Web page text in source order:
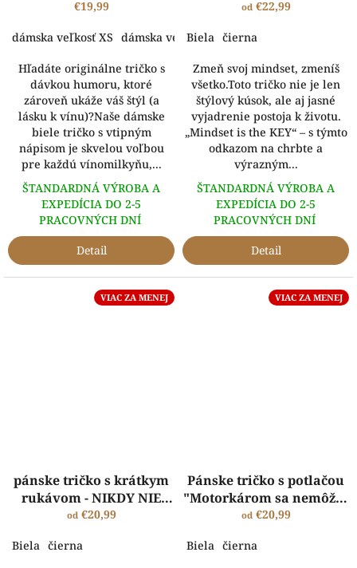
je nápoj Bohov a ja som
€19,99
dámska veľkosť XS dámska veľkosť S dámska veľkosť M
Hľadáte originálne tričko s
dávkou humoru, ktoré
zároveň ukáže váš štýl (a
lásku k vínu)?Naše dámske
biele tričko s vtipným
nápisom je skvelou voľbou
pre každú vínomilkyňu,...
ŠTANDARDNÁ VÝROBA A
EXPEDÍCIA DO 2-5
PRACOVNÝCH DNÍ
Detail
THE KEY
od€22,99
Biela čierna
Zmeň svoj mindset, zmeníš
všetko.Toto tričko nie je len
štýlový kúsok, ale aj jasné
vyjadrenie postoja k životu.
„Mindset is the KEY“ – s týmto
odkazom na chrbte a
výrazným...
ŠTANDARDNÁ VÝROBA A
EXPEDÍCIA DO 2-5
PRACOVNÝCH DNÍ
Detail
VIAC ZA MENEJ
pánske tričko s krátkym
rukávom - NIKDY NIE
SOM SÁM...
od€20,99
Biela čierna
VIAC ZA MENEJ
Pánske tričko s potlačou
"Motorkárom sa nemôžeš
stať" | Darček pre
od€20,99
Biela čierna